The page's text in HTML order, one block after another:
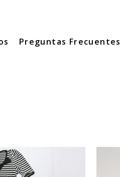
Preguntas Frecuentes